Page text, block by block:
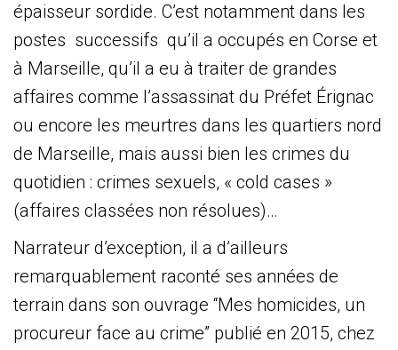
épaisseur sordide. C’est notamment dans les
postes successifs qu’il a occupés en Corse et
à Marseille, qu’il a eu à traiter de grandes
affaires comme l’assassinat du Préfet Érignac
ou encore les meurtres dans les quartiers nord
de Marseille, mais aussi bien les crimes du
quotidien : crimes sexuels, « cold cases »
(affaires classées non résolues)…
Narrateur d’exception, il a d’ailleurs
remarquablement raconté ses années de
terrain dans son ouvrage “Mes homicides, un
procureur face au crime” publié en 2015, chez